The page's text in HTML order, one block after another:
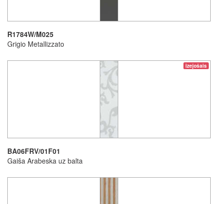
R1784W/M025
Grigio Metallizzato
izejošais
BA06FRV/01F01
Gaiša Arabeska uz balta